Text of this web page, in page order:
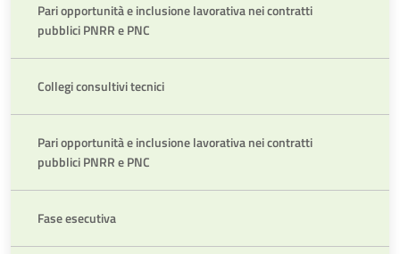
Pari opportunità e inclusione lavorativa nei contratti
pubblici PNRR e PNC
Collegi consultivi tecnici
Pari opportunità e inclusione lavorativa nei contratti
pubblici PNRR e PNC
Fase esecutiva